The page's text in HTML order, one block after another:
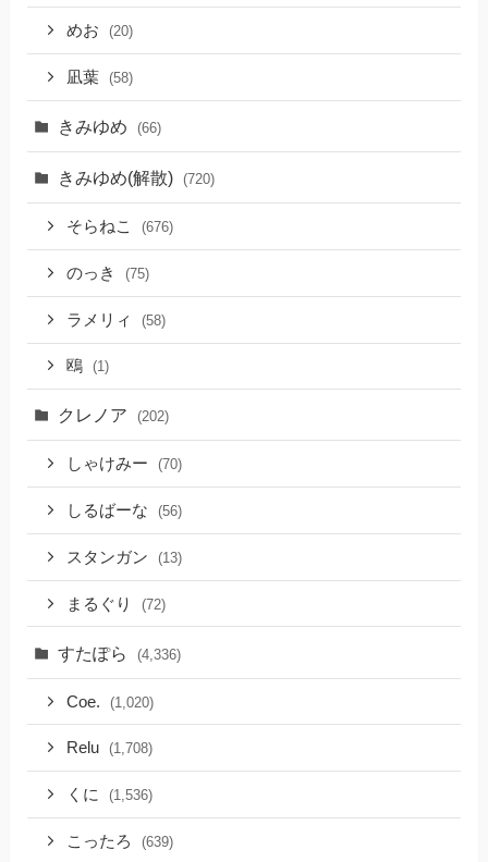
めお (20)
凪葉 (58)
きみゆめ (66)
きみゆめ(解散) (720)
そらねこ (676)
のっき (75)
ラメリィ (58)
鴎 (1)
クレノア (202)
しゃけみー (70)
しるばーな (56)
スタンガン (13)
まるぐり (72)
すたぽら (4,336)
Coe. (1,020)
Relu (1,708)
くに (1,536)
こったろ (639)